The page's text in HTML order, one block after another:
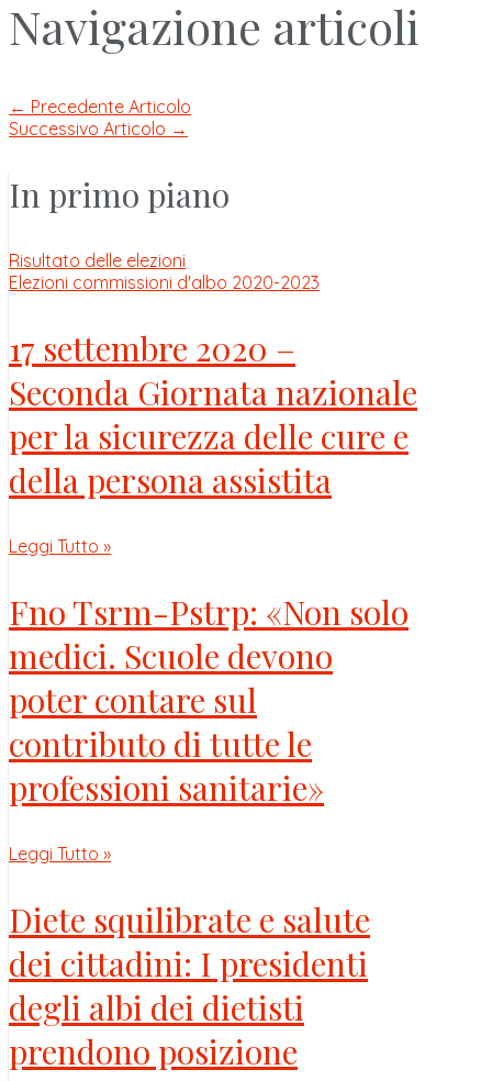
Navigazione articoli
← Precedente Articolo
Successivo Articolo →
In primo piano
Risultato delle elezioni
Elezioni commissioni d'albo 2020-2023
17 settembre 2020 –
Seconda Giornata nazionale
per la sicurezza delle cure e
della persona assistita
Leggi Tutto »
Fno Tsrm-Pstrp: «Non solo
medici. Scuole devono
poter contare sul
contributo di tutte le
professioni sanitarie»
Leggi Tutto »
Diete squilibrate e salute
dei cittadini: I presidenti
degli albi dei dietisti
prendono posizione